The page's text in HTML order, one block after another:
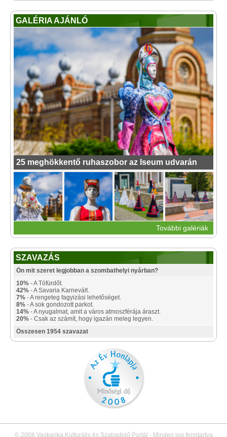
GALÉRIA AJÁNLÓ
25 meghökkentő ruhaszobor az Iseum udvarán
További galériák
SZAVAZÁS
Ön mit szeret legjobban a szombathelyi nyárban?
10% - A Tófürdőt.
42% - A Savaria Karnevált.
7% - A rengeteg fagyizási lehetőséget.
8% - A sok gondozott parkot.
14% - A nyugalmat, amit a város atmoszférája áraszt.
20% - Csak az számít, hogy igazán meleg legyen.
Összesen 1954 szavazat
© 2008 Vaskarika Kulturális és Szabadidő Portál - Minden jog fenntartva